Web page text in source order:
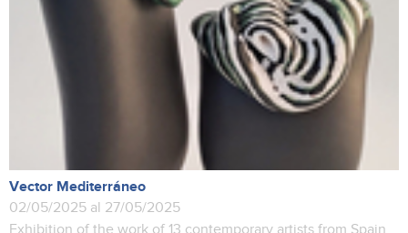
Vector Mediterráneo
02/05/2025 al 27/05/2025